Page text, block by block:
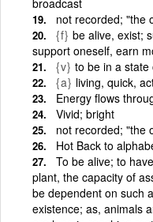
not recorded; "the
{f} be alive, exist;
support oneself, earn
{v} to be in a state
{a} living, quick,
Energy flows
Vivid; bright
not recorded; "the
Hot Back to
To be alive; to
plant, the capacity of
be dependent on such
existence; as, animals